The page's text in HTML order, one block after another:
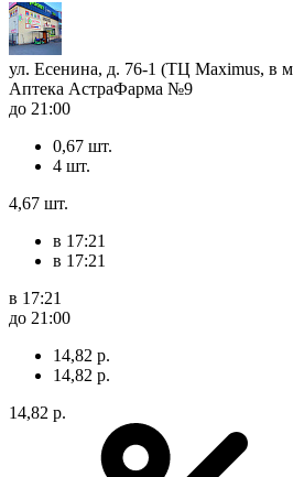
ул. Есенина, д. 76-1 (ТЦ Maximus, в
Аптека АстраФарма №9
до 21:00
0,67 шт.
4 шт.
4,67 шт.
в 17:21
в 17:21
в 17:21
до 21:00
14,82 р.
14,82 р.
14,82 р.